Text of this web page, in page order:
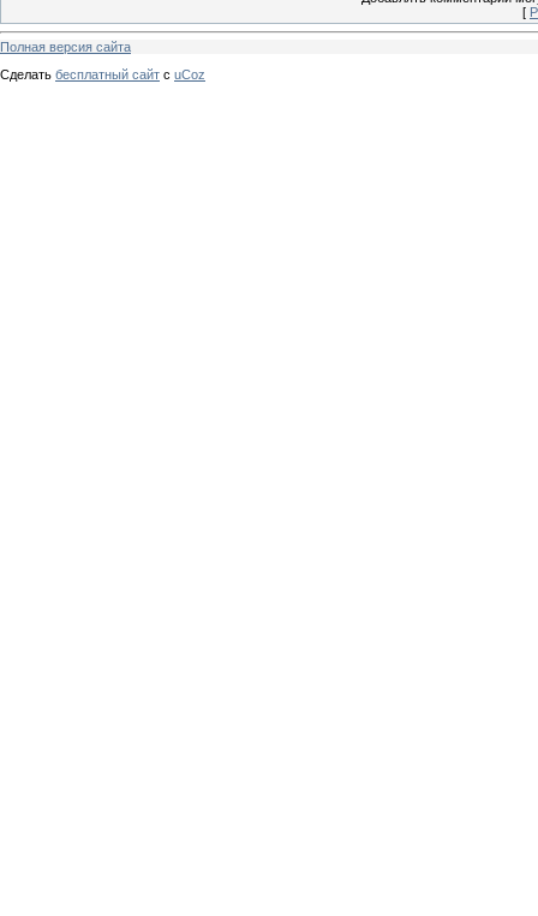
[
Полная версия сайта
Сделать бесплатный сайт с uCoz